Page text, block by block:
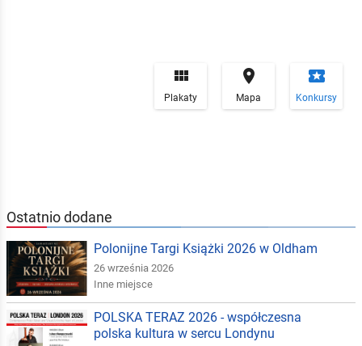

Plakaty

Mapa
local_play
Konkursy
Ostatnio dodane
Polonijne Targi Książki 2026 w Oldham
26 września 2026
Inne miejsce
POLSKA TERAZ 2026 - współczesna
polska kultura w sercu Londynu